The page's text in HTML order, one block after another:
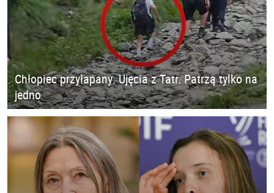
Chłopiec przyłapany. Ujęcia z Tatr. Patrzą tylko na
jedno